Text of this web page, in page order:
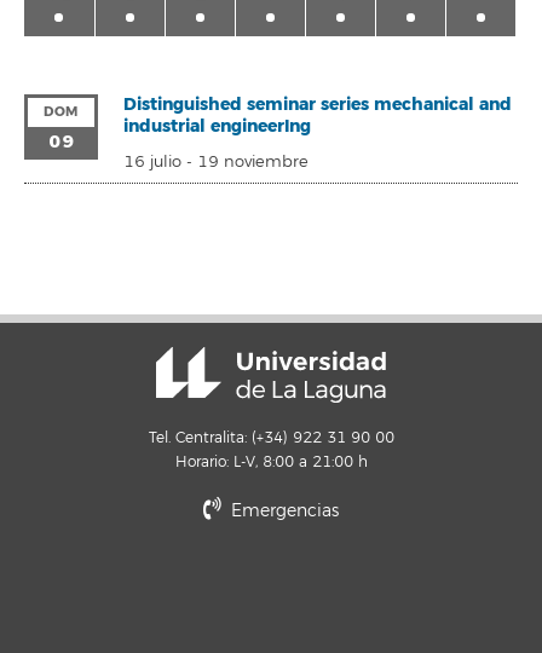
DOM
09
Distinguished seminar series mechanical and
industrial engineerIng
16 julio- 19 noviembre
Tel. Centralita: (+34) 922 31 90 00
Horario: L-V, 8:00 a 21:00 h
Emergencias